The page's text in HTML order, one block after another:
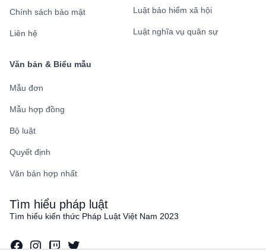
Chính sách bảo mật
Liên hệ
Luật bảo hiểm xã hội
Luật nghĩa vụ quân sự
Văn bản & Biểu mẫu
Mẫu đơn
Mẫu hợp đồng
Bộ luật
Quyết định
Văn bản hợp nhất
Tìm hiểu pháp luật
Tìm hiểu kiến thức Pháp Luật Việt Nam 2023
Facebook
Instagram
TwitchTwitter